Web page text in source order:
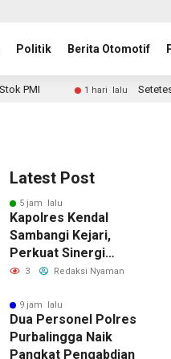
Politik Berita Otomotif
Setetes Darah, Sejuta Harapan:
Latest Post
5 jam lalu
Kapolres Kendal
Sambangi Kejari,
Perkuat Sinergi
Penegakan Hukum di
3 Redaksi Nyaman
9 jam lalu
Dua Personel Polres
Purbalingga Naik
Pangkat Pengabdian